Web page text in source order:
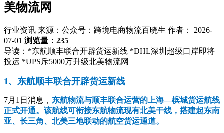
美物流网
行业资讯 来源：公众号：跨境电商物流百晓生 作者： 2026-
07-01 浏览量：235
导读： *东航顺丰联合开辟货运新线 *DHL深圳超级口岸即将
投运 *UPS斥5000万升级北美物流网
1、东航顺丰联合开辟货运新线
7月1日消息， 东航物流与顺丰联合运营的上海—槟城货运航线
正式开通。该航线可衔接东航物流现有北美干线，搭建起东南
亚、长三角、北美三地联动的航空货运通道。